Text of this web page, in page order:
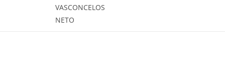
VASCONCELOS
NETO